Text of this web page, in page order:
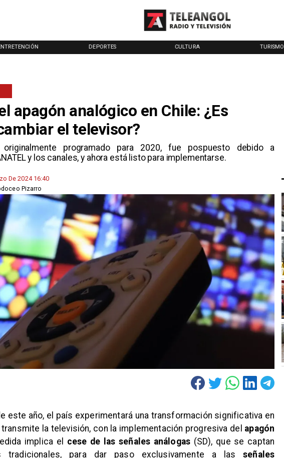
DEPORTES CULTURA TURISMO
apagón analógico en Chile: ¿Es
el televisor?
originalmente programado para 2020, fue pospuesto debido a
y los canales, y ahora está listo para implementarse.
De 2024 16:40
Pizarro
este año, el país experimentará una transformación significativa en
la televisión, con la implementación progresiva del apagón
implica el cese de las señales análogas (SD), que se captan
tradicionales, para dar paso exclusivamente a las señales